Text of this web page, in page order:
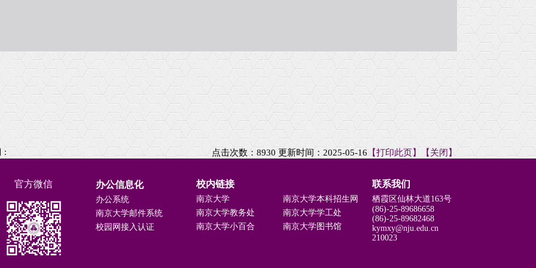
点击次数： 8930 更新时间：2025-05-16 【打印此页】 【关闭】
官方微信 办公信息化
办公系统
南京大学邮件系统
校园网接入认证
校内链接
南京大学
南京大学本科招生网
南京大学教务处
南京大学学工处
南京大学小百合
南京大学图书馆
联系我们
栖霞区仙林大道163号
(86)-25-89686658
(86)-25-89682468
kymxy@nju.edu.cn
210023